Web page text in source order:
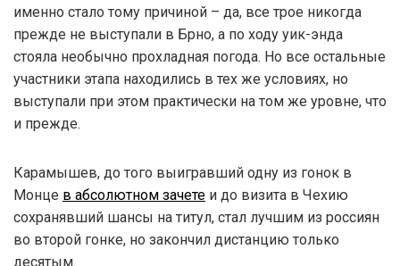
именно стало тому причиной – да, все трое никогда
прежде не выступали в Брно, а по ходу уик-энда
стояла необычно прохладная погода. Но все остальные
участники этапа находились в тех же условиях, но
выступали при этом практически на том же уровне, что
и прежде.
Карамышев, до того выигравший одну из гонок в
Монце в абсолютном зачете и до визита в Чехию
сохранявший шансы на титул, стал лучшим из россиян
во второй гонке, но закончил дистанцию только
десятым.